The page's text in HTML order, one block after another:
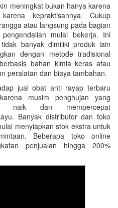
meningkat bukan hanya karena
kepraktisannya. Cukup
atau langsung pada bagian
mulai bekerja. Ini
banyak dimiliki produk lain
dengan metode tradisional
bahan kimia keras atau
peralatan dan biaya tambahan.
jual obat anti rayap terbaru
musim penghujan yang
naik dan mempercepat
Banyak distributor dan toko
menyiapkan stok ekstra untuk
Beberapa toko online
penjualan hingga 200%